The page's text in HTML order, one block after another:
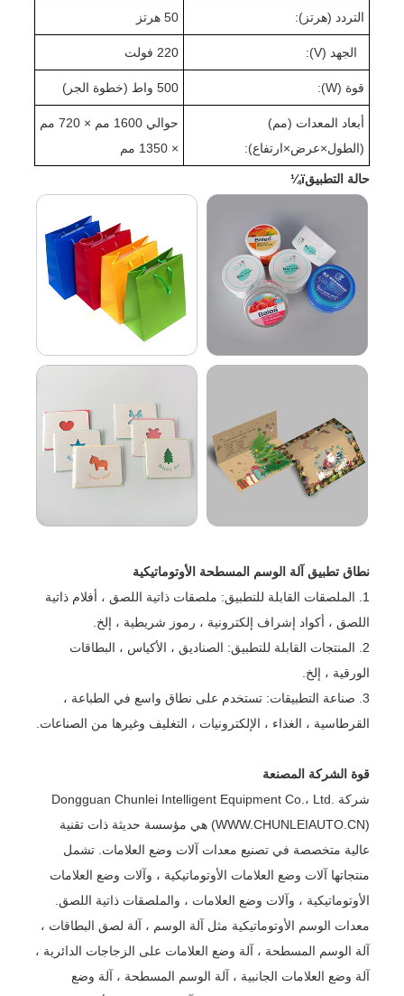
التردد (هرتز): 50 هرتز
الجهد (V): 220 فولت
قوة (W): 500 واط ( خطوة الجر )
أبعاد المعدات (مم)
(الطول×عرض×ارتفاع):
حوالي 1 60
0 مم × 720 مم
× 1350 مم
حالة التطبيقï¼
نطاق تطبيق آلة الوسم المسطحة الأوتوماتيكية
1. الملصقات القابلة للتطبيق: ملصقات ذاتية اللصق ، أفلام ذاتية
اللصق ، أكواد إشراف إلكترونية ، رموز شريطية ، إلخ.
2. المنتجات القابلة للتطبيق: الصناديق ، الأكياس ، البطاقات
الورقية ، إلخ.
3. صناعة التطبيقات: تستخدم على نطاق واسع في الطباعة ،
القرطاسية ، الغذاء ، الإلكترونيات ، التغليف وغيرها من الصناعات.
قوة الشركة المصنعة
شركة Dongguan Chunlei Intelligent Equipment Co.، Ltd.
(WWW.CHUNLEIAUTO.CN) هي مؤسسة حديثة ذات تقنية
عالية متخصصة في تصنيع معدات آلات وضع العلامات. تشمل
منتجاتها آلات وضع العلامات الأوتوماتيكية ، وآلات وضع العلامات
الأوتوماتيكية ، وآلات وضع العلامات ، والملصقات ذاتية اللصق.
معدات الوسم الأوتوماتيكية مثل آلة الوسم ، آلة لصق البطاقات ،
آلة الوسم المسطحة ، آلة وضع العلامات على الزجاجات الدائرية ،
آلة وضع العلامات الجانبية ، آلة الوسم المسطحة ، آلة وضع